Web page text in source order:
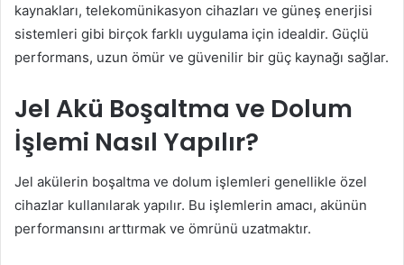
kaynakları, telekomünikasyon cihazları ve güneş enerjisi
sistemleri gibi birçok farklı uygulama için idealdir. Güçlü
performans, uzun ömür ve güvenilir bir güç kaynağı sağlar.
Jel Akü Boşaltma ve Dolum
İşlemi Nasıl Yapılır?
Jel akülerin boşaltma ve dolum işlemleri genellikle özel
cihazlar kullanılarak yapılır. Bu işlemlerin amacı, akünün
performansını arttırmak ve ömrünü uzatmaktır.